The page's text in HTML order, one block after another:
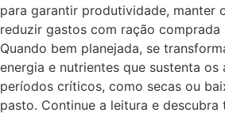
para garantir produtividade, manter
reduzir gastos com ração comprada
Quando bem planejada, se
energia e nutrientes que sustenta os
períodos críticos, como secas ou
pasto. Continue a leitura e